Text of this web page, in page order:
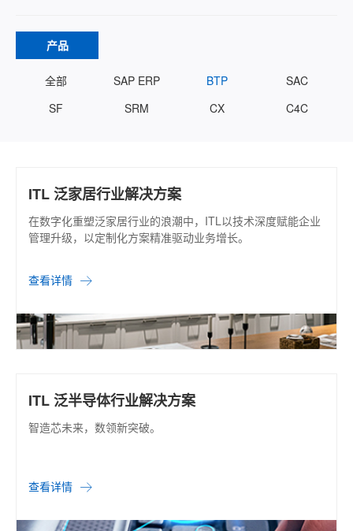
产品
全部 SAP ERP BTP
SAC
SF
SRM CX C4C
ITL 泛家居行业解决方案
在数字化重塑泛家居行业的浪潮中，ITL以技术深度赋能企业
管理升级，以定制化方案精准驱动业务增长。
查看详情
ITL 泛半导体行业解决方案
智造芯未来，数领新突破。
查看详情